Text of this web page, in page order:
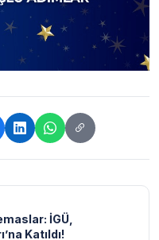
İGÜ,
Katıldı!